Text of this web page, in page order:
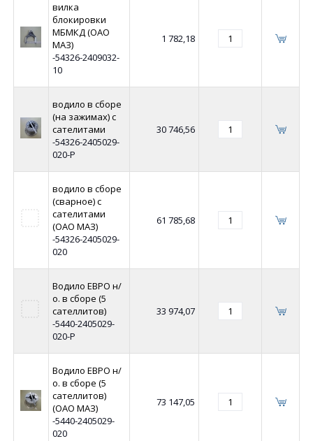
вилка
блокировки
МБМКД (ОАО
МАЗ)
-54326-2409032-
10
1 782,18
водило в сборе
(на зажимах) с
сателитами
-54326-2405029-
020-Р
30 746,56
водило в сборе
(сварное) с
сателитами
(ОАО МАЗ)
-54326-2405029-
020
61 785,68
Водило ЕВРО н/
о. в сборе (5
сателлитов)
-5440-2405029-
020-Р
33 974,07
Водило ЕВРО н/
о. в сборе (5
сателлитов)
(ОАО МАЗ)
-5440-2405029-
020
73 147,05